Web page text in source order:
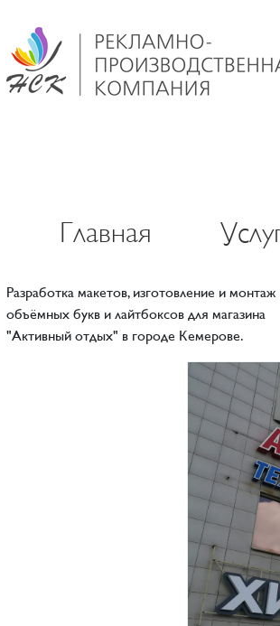
Главная
Разработка макетов, изготовление и монтаж
объёмных букв и лайтбоксов для магазина
"Активный отдых" в городе Кемерове.